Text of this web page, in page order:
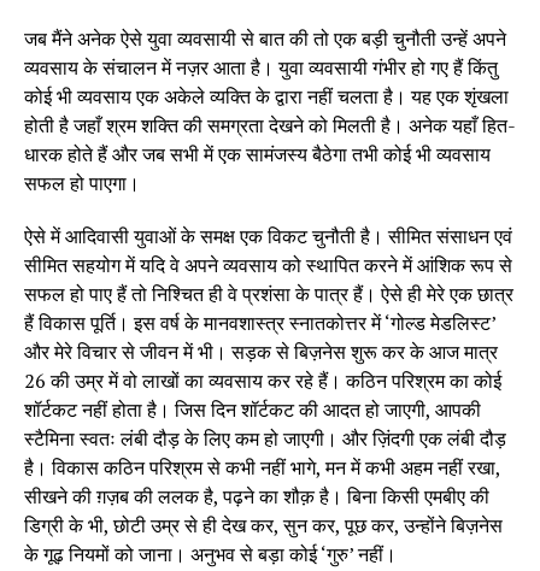
जब मैंने अनेक ऐसे युवा व्यवसायी से बात की तो एक बड़ी चुनौती उन्हें अपने
व्यवसाय के संचालन में नज़र आता है। युवा व्यवसायी गंभीर हो गए हैं किंतु
कोई भी व्यवसाय एक अकेले व्यक्ति के द्वारा नहीं चलता है। यह एक शृंखला
होती है जहाँ श्रम शक्ति की समग्रता देखने को मिलती है। अनेक यहाँ हित-
धारक होते हैं और जब सभी में एक सामंजस्य बैठेगा तभी कोई भी व्यवसाय
सफल हो पाएगा।
ऐसे में आदिवासी युवाओं के समक्ष एक विकट चुनौती है। सीमित संसाधन एवं
सीमित सहयोग में यदि वे अपने व्यवसाय को स्थापित करने में आंशिक रूप से
सफल हो पाए हैं तो निश्चित ही वे प्रशंसा के पात्र हैं। ऐसे ही मेरे एक छात्र
हैं विकास पूर्ति। इस वर्ष के मानवशास्त्र स्नातकोत्तर में ‘गोल्ड मेडलिस्ट’
और मेरे विचार से जीवन में भी। सड़क से बिज़नेस शुरू कर के आज मात्र
26 की उम्र में वो लाखों का व्यवसाय कर रहे हैं। कठिन परिश्रम का कोई
शॉर्टकट नहीं होता है। जिस दिन शॉर्टकट की आदत हो जाएगी, आपकी
स्टैमिना स्वतः लंबी दौड़ के लिए कम हो जाएगी। और ज़िंदगी एक लंबी दौड़
है। विकास कठिन परिश्रम से कभी नहीं भागे, मन में कभी अहम नहीं रखा,
सीखने की ग़ज़ब की ललक है, पढ़ने का शौक़ है। बिना किसी एमबीए की
डिग्री के भी, छोटी उम्र से ही देख कर, सुन कर, पूछ कर, उन्होंने बिज़नेस
के गूढ़ नियमों को जाना। अनुभव से बड़ा कोई ‘गुरु’ नहीं।